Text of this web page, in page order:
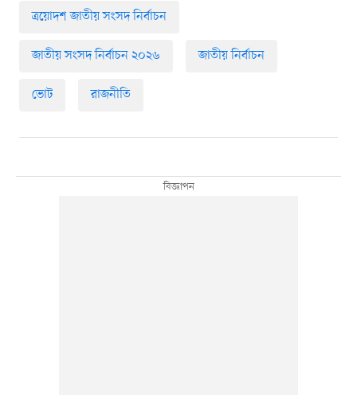
ত্রয়োদশ জাতীয় সংসদ নির্বাচন
জাতীয় সংসদ নির্বাচন ২০২৬ জাতীয় নির্বাচন
ভোট রাজনীতি